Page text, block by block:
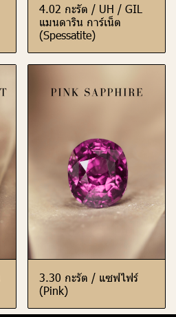
4.02 กะรัต / UH / GIL
แมนดาริน การ์เน็ต
(Spessatite)
3.30 กะรัต / แซฟไฟร์
(Pink)